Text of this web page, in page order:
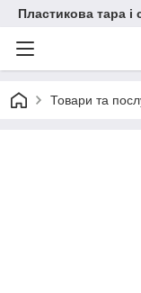
Пластикова тара і
Товари та